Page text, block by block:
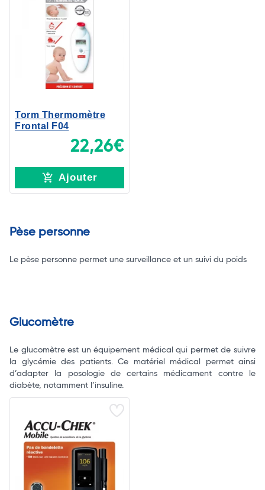
Torm Thermomètre
Frontal F04
22,26€
Ajouter
Pèse personne
Le pèse personne permet une surveillance et un suivi du poids
Glucomètre
Le glucomètre est un équipement médical qui permet de suivre
la glycémie des patients. Ce matériel médical permet ainsi
d’adapter la posologie de certains médicament contre le
diabète, notamment l’insuline.